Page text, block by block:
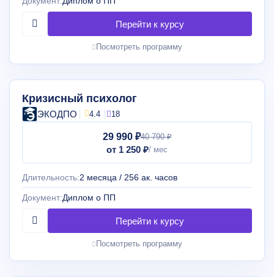
Посмотреть программу
Кризисный психолог
ЭКОДПО 4.4 18
29 990 ₽40 790 ₽
от 1 250 ₽
Длительность:2 месяца / 256 ак. часов
Документ:Диплом о ПП
Посмотреть программу